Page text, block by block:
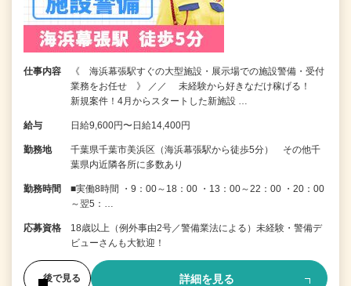
仕事内容
《 海浜幕張駅すぐの大型施設・展示場での施設警備・受付
業務をお任せ 》 ／／ 未経験から好きなだけ稼げる！
新規案件！4月からスタートした新施設 …
給与 日給9,600円〜日給14,400円
勤務地
千葉県千葉市美浜区（海浜幕張駅から徒歩5分） その他千
葉県内近隣各所に多数あり
勤務時間
■実働8時間 ・9：00～18：00 ・13：00～22：00 ・20：00
～翌5：…
応募資格
18歳以上（例外事由2号／警備業法による）未経験・警備デ
ビューさんも大歓迎！
後で見る 詳細を見る